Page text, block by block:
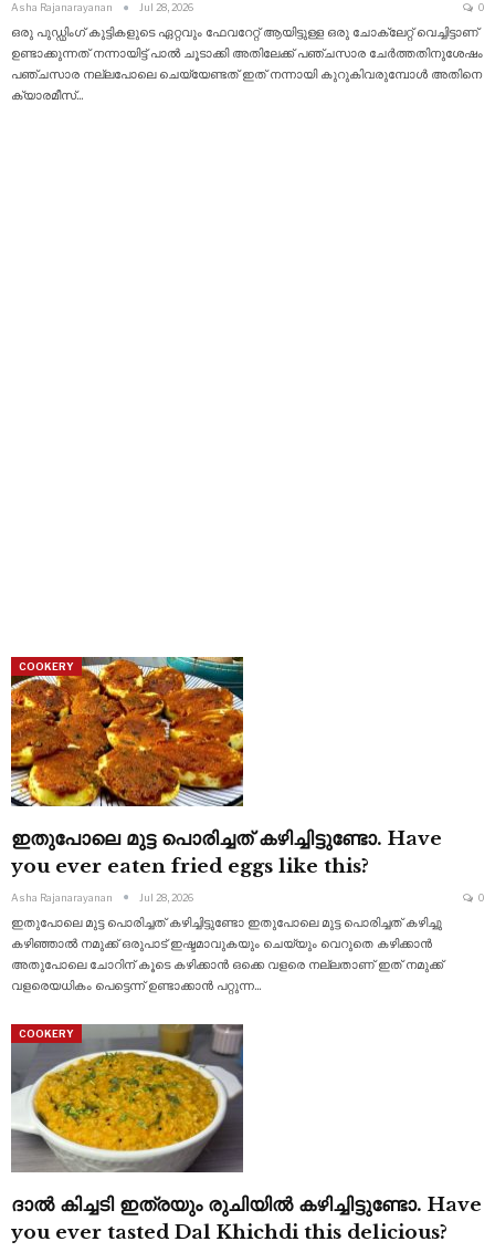
Asha Rajanarayanan Jul 28, 2026 0
ഒരു പുഡ്ഡിംഗ് കുട്ടികളുടെ ഏറ്റവും ഫേവറേറ്റ് ആയിട്ടുള്ള ഒരു ചോക്ലേറ്റ് വെച്ചിട്ടാണ്
ഉണ്ടാക്കുന്നത് നന്നായിട്ട് പാൽ ചൂടാക്കി അതിലേക്ക് പഞ്ചസാര ചേർത്തതിനുശേഷം
പഞ്ചസാര നല്ലപോലെ ചെയ്യേണ്ടത് ഇത്നന്നായി കുറുകിവരുമ്പോൾ അതിനെ
ക്യാരമീസ്…
COOKERY
ഇതുപോലെ മുട്ട പൊരിച്ചത് കഴിച്ചിട്ടുണ്ടോ. Have
you ever eaten fried eggs like this?
Asha Rajanarayanan Jul 28, 2026 0
ഇതുപോലെ മുട്ട പൊരിച്ചത് കഴിച്ചിട്ടുണ്ടോ ഇതുപോലെ മുട്ട പൊരിച്ചത് കഴിച്ചു
കഴിഞ്ഞാൽ നമുക്ക് ഒരുപാട് ഇഷ്ടമാവുകയും ചെയ്യും വെറുതെ കഴിക്കാൻ
അതുപോലെ ചോറിന് കൂടെ കഴിക്കാൻ ഒക്കെ വളരെ നല്ലതാണ് ഇത്നമുക്ക്
വളരെയധികം പെട്ടെന്ന് ഉണ്ടാക്കാൻ പറ്റുന്ന…
COOKERY
ദാൽ കിച്ചടി ഇത്രയും രുചിയിൽ കഴിച്ചിട്ടുണ്ടോ. Have
you ever tasted Dal Khichdi this delicious?